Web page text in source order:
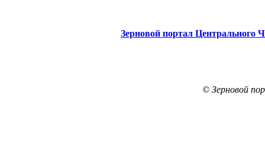
Зерновой портал Центрального
© Зерновой